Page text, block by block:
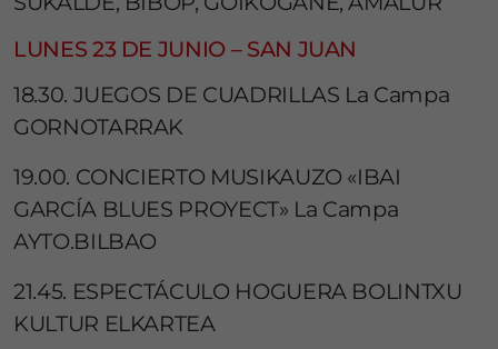
LUNES 23 DE JUNIO – SAN JUAN
18.30. JUEGOS DE CUADRILLAS La Campa
GORNOTARRAK
19.00. CONCIERTO MUSIKAUZO «IBAI
GARCÍA BLUES PROYECT» La Campa
AYTO.BILBAO
21.45. ESPECTÁCULO HOGUERA BOLINTXU
KULTUR ELKARTEA